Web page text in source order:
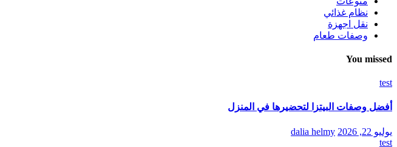
نظام غذائي
نقل اجهزة
وصفات طعام
You missed
test
أفضل وصفات البيتزا لتحضيرها في المنزل
يوليو 22, 2026
dalia helmy
test